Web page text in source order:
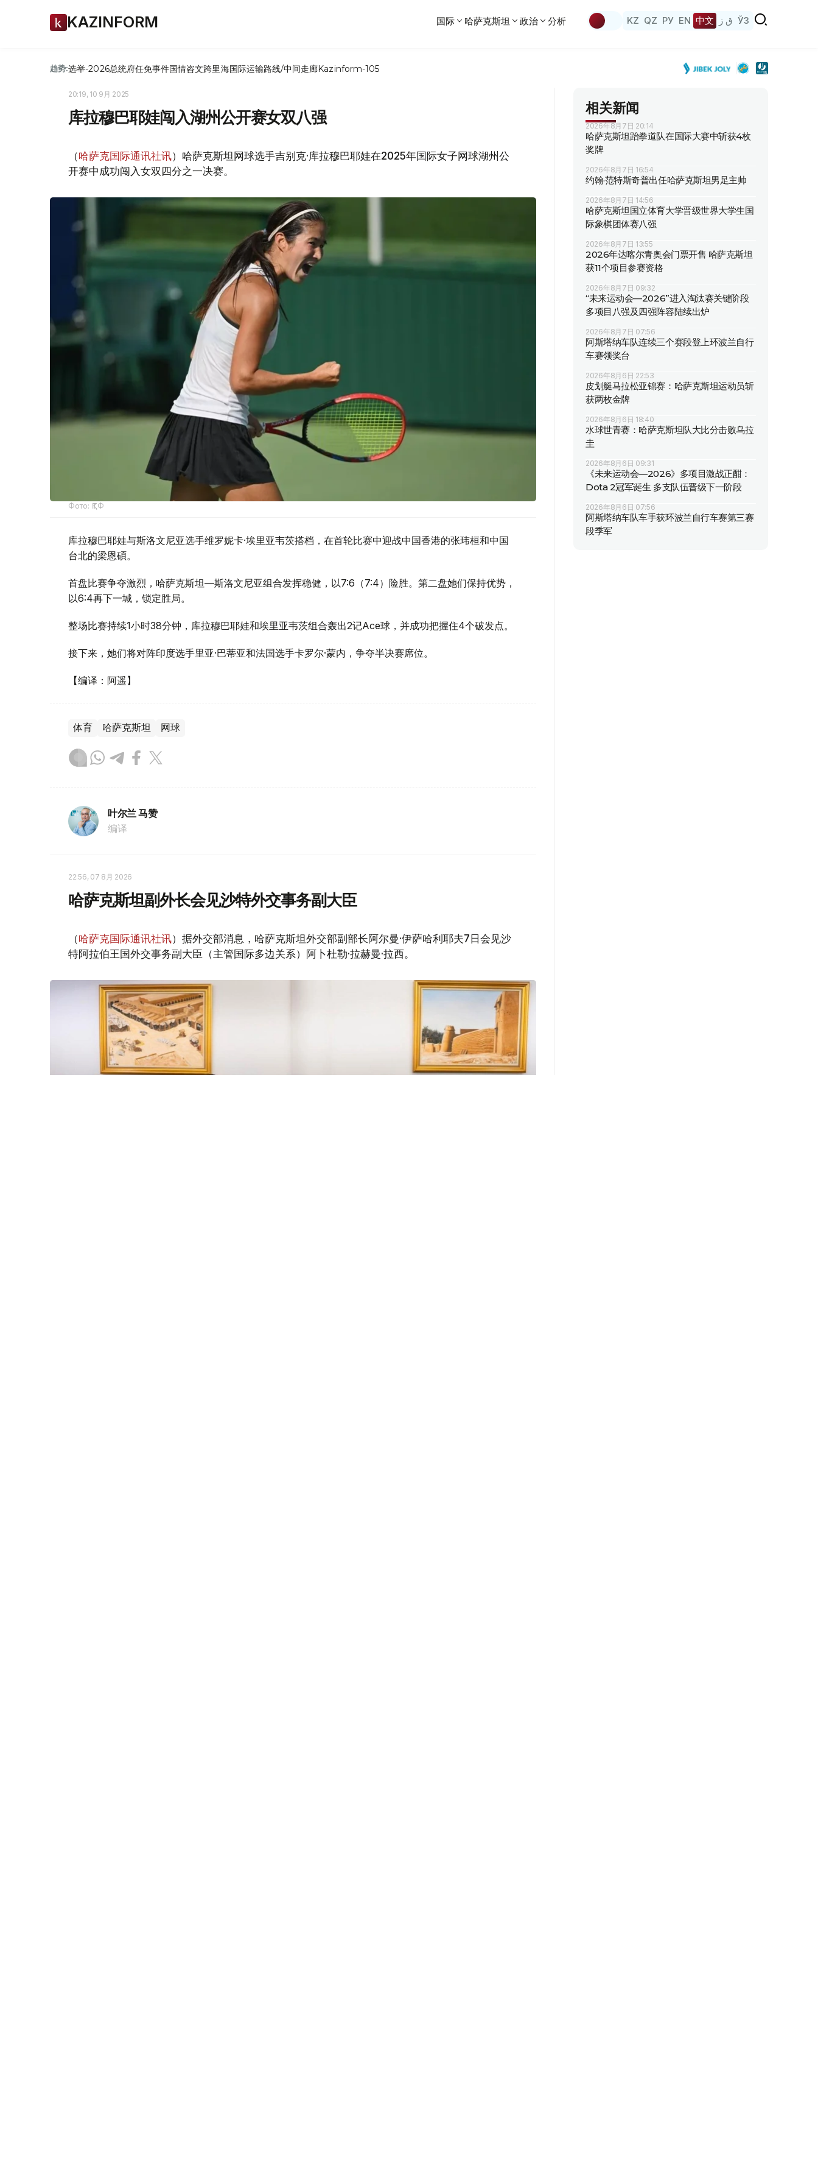
KAZINFORM 国际 哈萨克斯坦 政治 分析 KZ QZ РУ EN 中文 ق ز ЎЗ
趋势:选举-2026总统府任免事件国情咨文跨里海国际运输路线/中间走廊Kazinform-105
20:19, 10 9月 2025
库拉穆巴耶娃闯入湖州公开赛女双八强
（哈萨克国际通讯社讯）哈萨克斯坦网球选手吉别克·库拉穆巴耶娃在2025年国际女子网球湖州公
开赛中成功闯入女双四分之一决赛。
Фото: ҚТФ
库拉穆巴耶娃与斯洛文尼亚选手维罗妮卡·埃里亚韦茨搭档，在首轮比赛中迎战中国香港的张玮桓和中国
台北的梁恩碩。
首盘比赛争夺激烈，哈萨克斯坦—斯洛文尼亚组合发挥稳健，以7:6（7:4）险胜。第二盘她们保持优势，
以6:4再下一城，锁定胜局。
整场比赛持续1小时38分钟，库拉穆巴耶娃和埃里亚韦茨组合轰出2记Ace球，并成功把握住4个破发点。
接下来，她们将对阵印度选手里亚·巴蒂亚和法国选手卡罗尔·蒙内，争夺半决赛席位。
【编译：阿遥】
体育 哈萨克斯坦 网球
叶尔兰 马赞
编译
22:56, 07 8月 2026
哈萨克斯坦副外长会见沙特外交事务副大臣
（哈萨克国际通讯社讯）据外交部消息，哈萨克斯坦外交部副部长阿尔曼·伊萨哈利耶夫7日会见沙
特阿拉伯王国外交事务副大臣（主管国际多边关系）阿卜杜勒·拉赫曼·拉西。
相关新闻
2026年8月7日 20:14
哈萨克斯坦跆拳道队在国际大赛中斩获4枚
奖牌
2026年8月7日 16:54
约翰·范特斯奇普出任哈萨克斯坦男足主帅
2026年8月7日 14:56
哈萨克斯坦国立体育大学晋级世界大学生国
际象棋团体赛八强
2026年8月7日 13:55
2026年达喀尔青奥会门票开售 哈萨克斯坦
获11个项目参赛资格
2026年8月7日 09:32
“未来运动会—2026”进入淘汰赛关键阶段
多项目八强及四强阵容陆续出炉
2026年8月7日 07:56
阿斯塔纳车队连续三个赛段登上环波兰自行
车赛领奖台
2026年8月6日 22:53
皮划艇马拉松亚锦赛：哈萨克斯坦运动员斩
获两枚金牌
2026年8月6日 18:40
水球世青赛：哈萨克斯坦队大比分击败乌拉
圭
2026年8月6日 09:31
《未来运动会—2026》多项目激战正酣：
Dota 2冠军诞生 多支队伍晋级下一阶段
2026年8月6日 07:56
阿斯塔纳车队车手获环波兰自行车赛第三赛
段季军